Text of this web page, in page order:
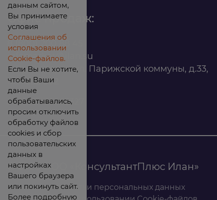
Офис продаж:
infomarket@ilan.su
г. Красноярск, ул. Парижской коммуны, д.33,
помещ. 302
ИНН: 2465263327
© 2026 ООО «КонсультантПлюс Илан»
Политика обработки персональных данных
данным сайтом,
Вы принимаете
условия
Соглашения об
использовании
Cookie-файлов.
Если Вы не хотите,
чтобы Ваши
данные
обрабатывались,
просим отключить
обработку файлов
cookies и сбор
пользовательских
данных в
настройках
Вашего браузера
или покинуть сайт.
Более подробную